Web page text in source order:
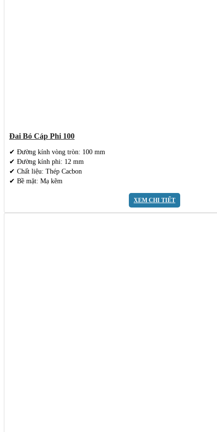
Đai Bó Cáp Phi 100
✔ Đường kính vòng tròn: 100 mm
✔ Đường kính phi: 12 mm
✔ Chất liệu: Thép Cacbon
✔ Bề mặt: Mạ kẽm
XEM CHI TIẾT